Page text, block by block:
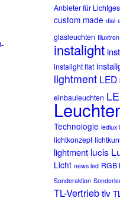
Anbieter für
custom made dial
glasleuchten Illuxtron
instalight
instalight flat
lightment LED
einbauleuchten
Technologie ledlux
lichtkonzept
lightment lucis
Licht news led RGB
Sonderaktion
TL-Vertrieb tlv